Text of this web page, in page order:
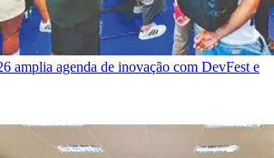
amplia agenda de inovação com DevFest e